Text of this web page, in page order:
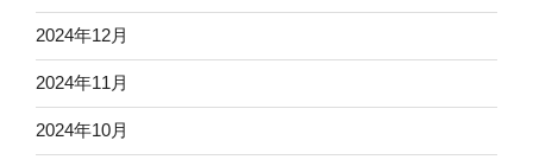
2024年12月
2024年11月
2024年10月